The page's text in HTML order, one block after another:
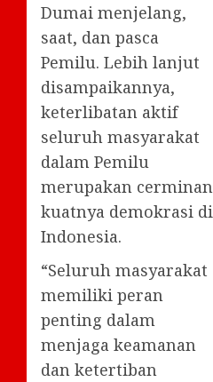
Dumai menjelang,
saat, dan pasca
Pemilu. Lebih lanjut
disampaikannya,
keterlibatan aktif
seluruh masyarakat
dalam Pemilu
merupakan cerminan
kuatnya demokrasi di
Indonesia.
“Seluruh masyarakat
memiliki peran
penting dalam
menjaga keamanan
dan ketertiban